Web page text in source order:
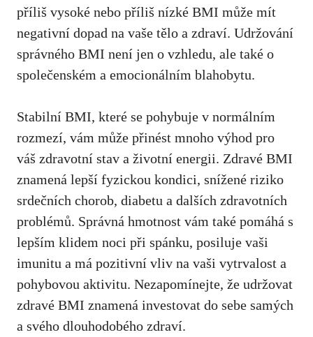
příliš vysoké nebo⁤ příliš⁢ nízké BMI může mít
negativní dopad na vaše tělo a zdraví. Udržování
správného BMI není jen o vzhledu, ​ale také o
společenském ⁤a emocionálním blahobytu.
Stabilní​ BMI,⁤ které se pohybuje v normálním
rozmezí, ​vám může přinést mnoho výhod pro
váš zdravotní stav a životní energii. Zdravé BMI
znamená lepší fyzickou kondici,⁣ snížené riziko
srdečních chorob,‍ diabetu a dalších zdravotních‍
problémů. Správná hmotnost vám také pomáhá s
lepším klidem noci při spánku, posiluje vaši
imunitu a má pozitivní vliv na vaši vytrvalost a
pohybovou aktivitu. ⁣Nezapomínejte, že udržovat
zdravé BMI znamená ⁣investovat do sebe samých
a svého dlouhodobého zdraví.